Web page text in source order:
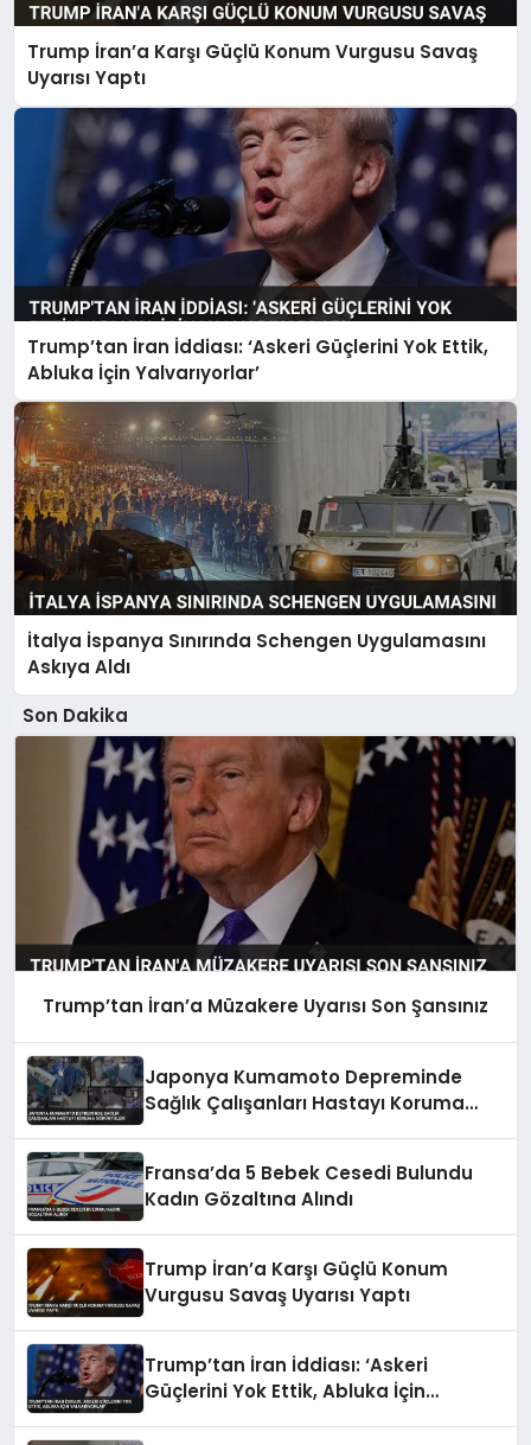
Trump İran’a Karşı Güçlü Konum Vurgusu Savaş
Uyarısı Yaptı
Trump’tan İran İddiası: ‘Askeri Güçlerini Yok Ettik,
Abluka İçin Yalvarıyorlar’
İtalya İspanya Sınırında Schengen Uygulamasını
Askıya Aldı
Son Dakika
Trump’tan İran’a Müzakere Uyarısı Son Şansınız
Japonya Kumamoto Depreminde
Sağlık Çalışanları Hastayı Koruma
Fransa’da 5 Bebek Cesedi Bulundu
Kadın Gözaltına Alındı
Trump İran’a Karşı Güçlü Konum
Vurgusu Savaş Uyarısı Yaptı
Trump’tan İran İddiası: ‘Askeri
Güçlerini Yok Ettik, Abluka İçin